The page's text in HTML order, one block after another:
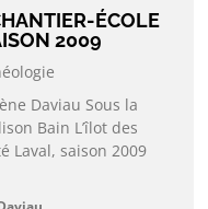
ÉCOLE
2009
Daviau Sous la
Bain L’îlot des
Laval, saison 2009